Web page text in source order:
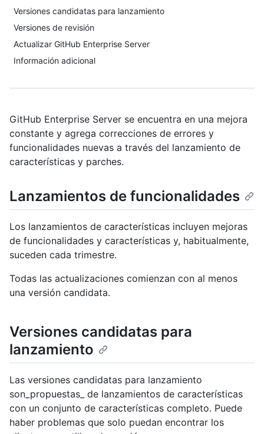
Versiones candidatas para lanzamiento
Versiones de revisión
Actualizar GitHub Enterprise Server
Información adicional
GitHub Enterprise Server se encuentra en una mejora
constante y agrega correcciones de errores y
funcionalidades nuevas a través del lanzamiento de
características y parches.
Lanzamientos de funcionalidades
Los lanzamientos de características incluyen mejoras
de funcionalidades y características y, habitualmente,
suceden cada trimestre.
Todas las actualizaciones comienzan con al menos
una versión candidata.
Versiones candidatas para
lanzamiento
Las versiones candidatas para lanzamiento
son_propuestas_ de lanzamientos de características
con un conjunto de características completo. Puede
haber problemas que solo puedan encontrar los